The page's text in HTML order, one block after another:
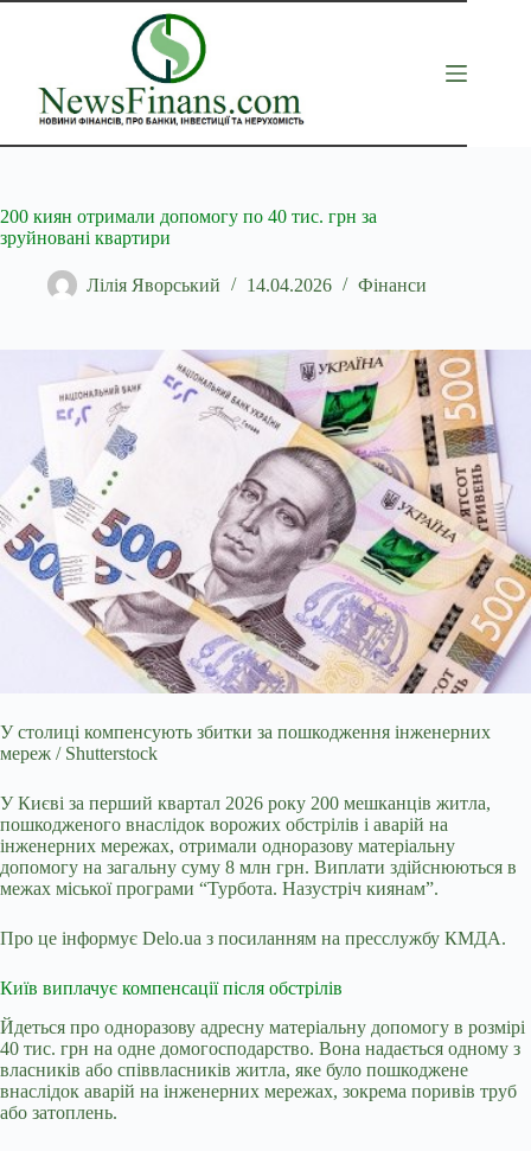
Перейти
200 киян отримали допомогу по 40 тис. грн за
зруйновані квартири
Лілія Яворський 14.04.2026 Фінанси
У столиці компенсують збитки за пошкодження інженерних
мереж / Shutterstock
У Києві за перший квартал 2026 року 200 мешканців житла,
пошкодженого внаслідок ворожих обстрілів і аварій на
інженерних мережах, отримали одноразову матеріальну
допомогу на загальну суму 8 млн грн. Виплати здійснюються в
межах міської програми “Турбота. Назустріч киянам”.
Про це інформує Delo.ua з посиланням на пресслужбу КМДА.
Київ виплачує компенсації після обстрілів
Йдеться про одноразову адресну матеріальну допомогу в розмірі
40 тис. грн на одне домогосподарство. Вона надається одному з
власників або співвласників житла, яке було пошкоджене
внаслідок аварій на інженерних мережах, зокрема поривів труб
або затоплень.